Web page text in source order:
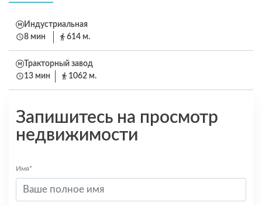
Индустриальная
8 мин
614 м.
Тракторный завод
13 мин
1062 м.
Запишитесь на просмотр
недвижимости
Имя*